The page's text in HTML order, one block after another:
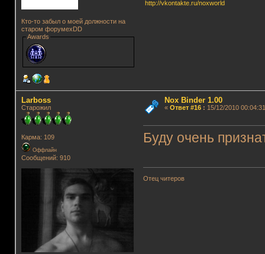
Кто-то забыл о моей должности на
старом форумеxDD
Awards
http://vkontakte.ru/noxworld
Lаrboss
Старожил
Карма: 109
Оффлайн
Сообщений: 910
Nox Binder 1.00
« Ответ #16: 15/12/2010
Буду очень
Отец читеров